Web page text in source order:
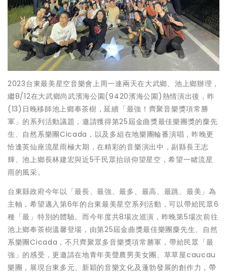
2023台東最美星空音樂會上周一連兩天在大武鄉、池上鄉辦理，
繼8/12在大武鄉尚武濱海公園(9420濱海公園)熱情演出後，昨
(13)日晚移師池上鄉奉茶樹，延續「最強！齊聚音樂獎項常勝
軍」的系列活動議題，邀請獲得第25屆金曲獎最佳樂團獎的麋先
生、自然系樂團Cicada，以及多組在地樂團輪番演唱，昨晚更
恰逢英仙座流星雨極大期，在精彩的音樂演出中，副縣長王志
輝、池上鄉長林建宏與近5千民眾抬頭仰望星空，希望一睹流星
雨的風采。
台東縣政府今年以「最長、最強、最多、最高、最跳、最美」為
主軸，希望邁入第6年的台東最美星空系列活動，可以帶給民眾6
種「最」特別的體驗。而今年度共8場次巡演，昨晚第5場次前往
池上鄉奉茶樹溫馨登場，由第25屆金曲獎最佳樂團麋先生、自然
系樂團Cicada，不只齊聚眾多音樂獎項常勝軍，帶給民眾「最
強」的感受，更邀請在地青年美聲農男美女團、草草屋caucau
樂團，展現台東多元、新穎的音樂文化及蓬勃發展的創作力，帶